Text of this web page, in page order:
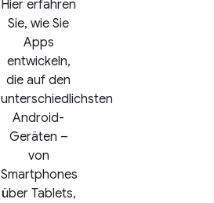
Hier erfahren
Sie, wie Sie
Apps
entwickeln,
die auf den
unterschiedlichsten
Android-
Geräten –
von
Smartphones
über Tablets,